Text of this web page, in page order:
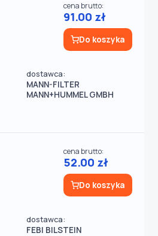
dostawca:
MANN-FILTER
MANN+HUMMEL GMBH
cena brutto:
91.00 zł
Do koszyka
dostawca:
FEBI BILSTEIN
cena brutto:
52.00 zł
Do koszyka